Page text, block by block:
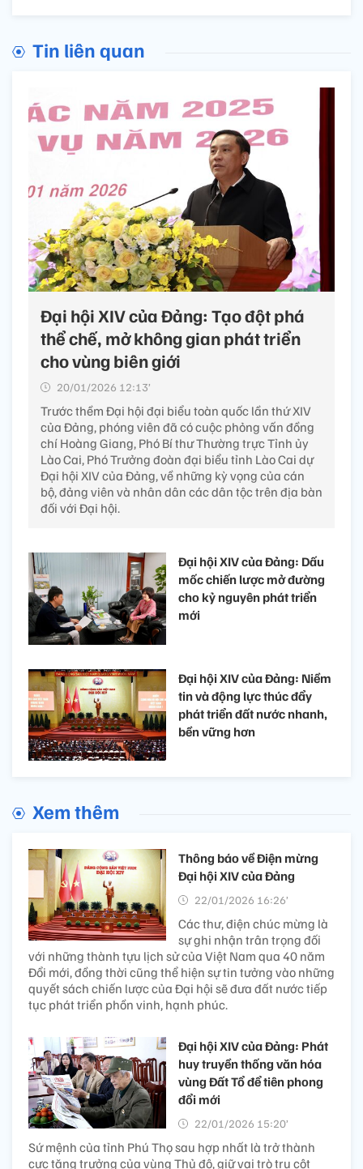
Tin liên quan
Đại hội XIV của Đảng: Tạo đột phá
thể chế, mở không gian phát triển
cho vùng biên giới
20/01/2026 12:13’
Trước thềm Đại hội đại biểu toàn quốc lần thứ XIV
của Đảng, phóng viên đã có cuộc phỏng vấn đồng
chí Hoàng Giang, Phó Bí thư Thường trực Tỉnh ủy
Lào Cai, Phó Trưởng đoàn đại biểu tỉnh Lào Cai dự
Đại hội XIV của Đảng, về những kỳ vọng của cán
bộ, đảng viên và nhân dân các dân tộc trên địa bàn
đối với Đại hội.
Đại hội XIV của Đảng: Dấu
mốc chiến lược mở đường
cho kỷ nguyên phát triển
mới
Đại hội XIV của Đảng: Niềm
tin và động lực thúc đẩy
phát triển đất nước nhanh,
bền vững hơn
Xem thêm
Thông báo về Điện mừng
Đại hội XIV của Đảng
22/01/2026 16:26’
Các thư, điện chúc mừng là
sự ghi nhận trân trọng đối
với những thành tựu lịch sử của Việt Nam qua 40 năm
Đổi mới, đồng thời cũng thể hiện sự tin tưởng vào những
quyết sách chiến lược của Đại hội sẽ đưa đất nước tiếp
tục phát triển phồn vinh, hạnh phúc.
Đại hội XIV của Đảng: Phát
huy truyền thống văn hóa
vùng Đất Tổ để tiên phong
đổi mới
22/01/2026 15:20’
Sứ mệnh của tỉnh Phú Thọ sau hợp nhất là trở thành
cực tăng trưởng của vùng Thủ đô, giữ vai trò trụ cột